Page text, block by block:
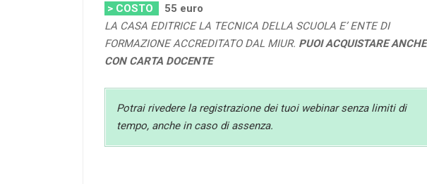
> COSTO 55 euro
LA CASA EDITRICE LA TECNICA DELLA SCUOLA E’ ENTE DI
FORMAZIONE ACCREDITATO DAL MIUR. PUOI ACQUISTARE ANCHE
CON CARTA DOCENTE
Potrai rivedere la registrazione dei tuoi webinar senza limiti di
tempo, anche in caso di assenza.